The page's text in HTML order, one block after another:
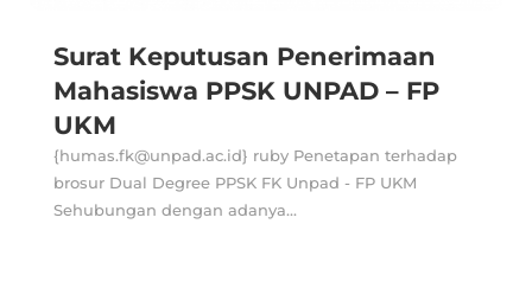
Surat Keputusan Penerimaan
Mahasiswa PPSK UNPAD – FP
UKM
{humas.fk@unpad.ac.id} ruby Penetapan terhadap
brosur Dual Degree PPSK FK Unpad - FP UKM
Sehubungan dengan adanya...